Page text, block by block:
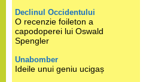
Declinul Occidentului
O recenzie foileton a
capodoperei lui Oswald
Spengler
Unabomber
Ideile unui geniu ucigaș